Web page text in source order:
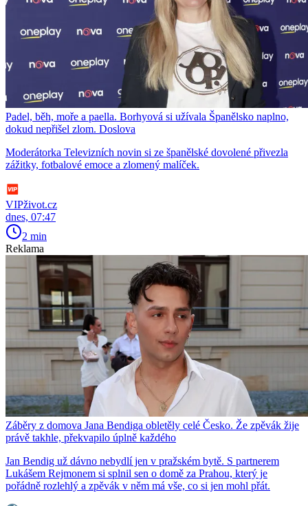
Padel, běh, moře a paella. Borhyová si užívala Španělsko naplno,
dokud nepřišel zlom. Doslova
Moderátorka Televizních novin si ze španělské dovolené přivezla
zážitky, fotbalové emoce a zlomený malíček.
VIPživot.cz
dnes, 07:47
2 min
Reklama
Záběry z domova Jana Bendiga obletěly celé Česko. Že zpěvák žije
právě takhle, překvapilo úplně každého
Jan Bendig už dávno nebydlí jen v pražském bytě. S partnerem
Lukášem Rejmonem si splnil sen o domě za Prahou, který je
pořádně rozlehlý a zpěvák v něm má vše, co si jen mohl přát.